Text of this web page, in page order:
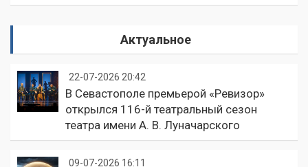
Актуальное
22-07-2026 20:42
В Севастополе премьерой «Ревизор»
открылся 116-й театральный сезон
театра имени А. В. Луначарского
09-07-2026 16:11